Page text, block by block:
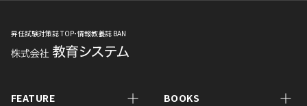
昇任試験対策誌 TOP・情報教養誌 BAN
FEATURE BOOKS